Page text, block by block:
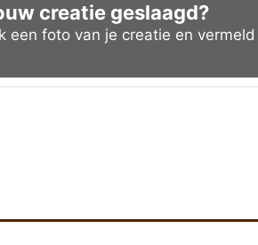
creatie geslaagd?
een foto van je creatie en